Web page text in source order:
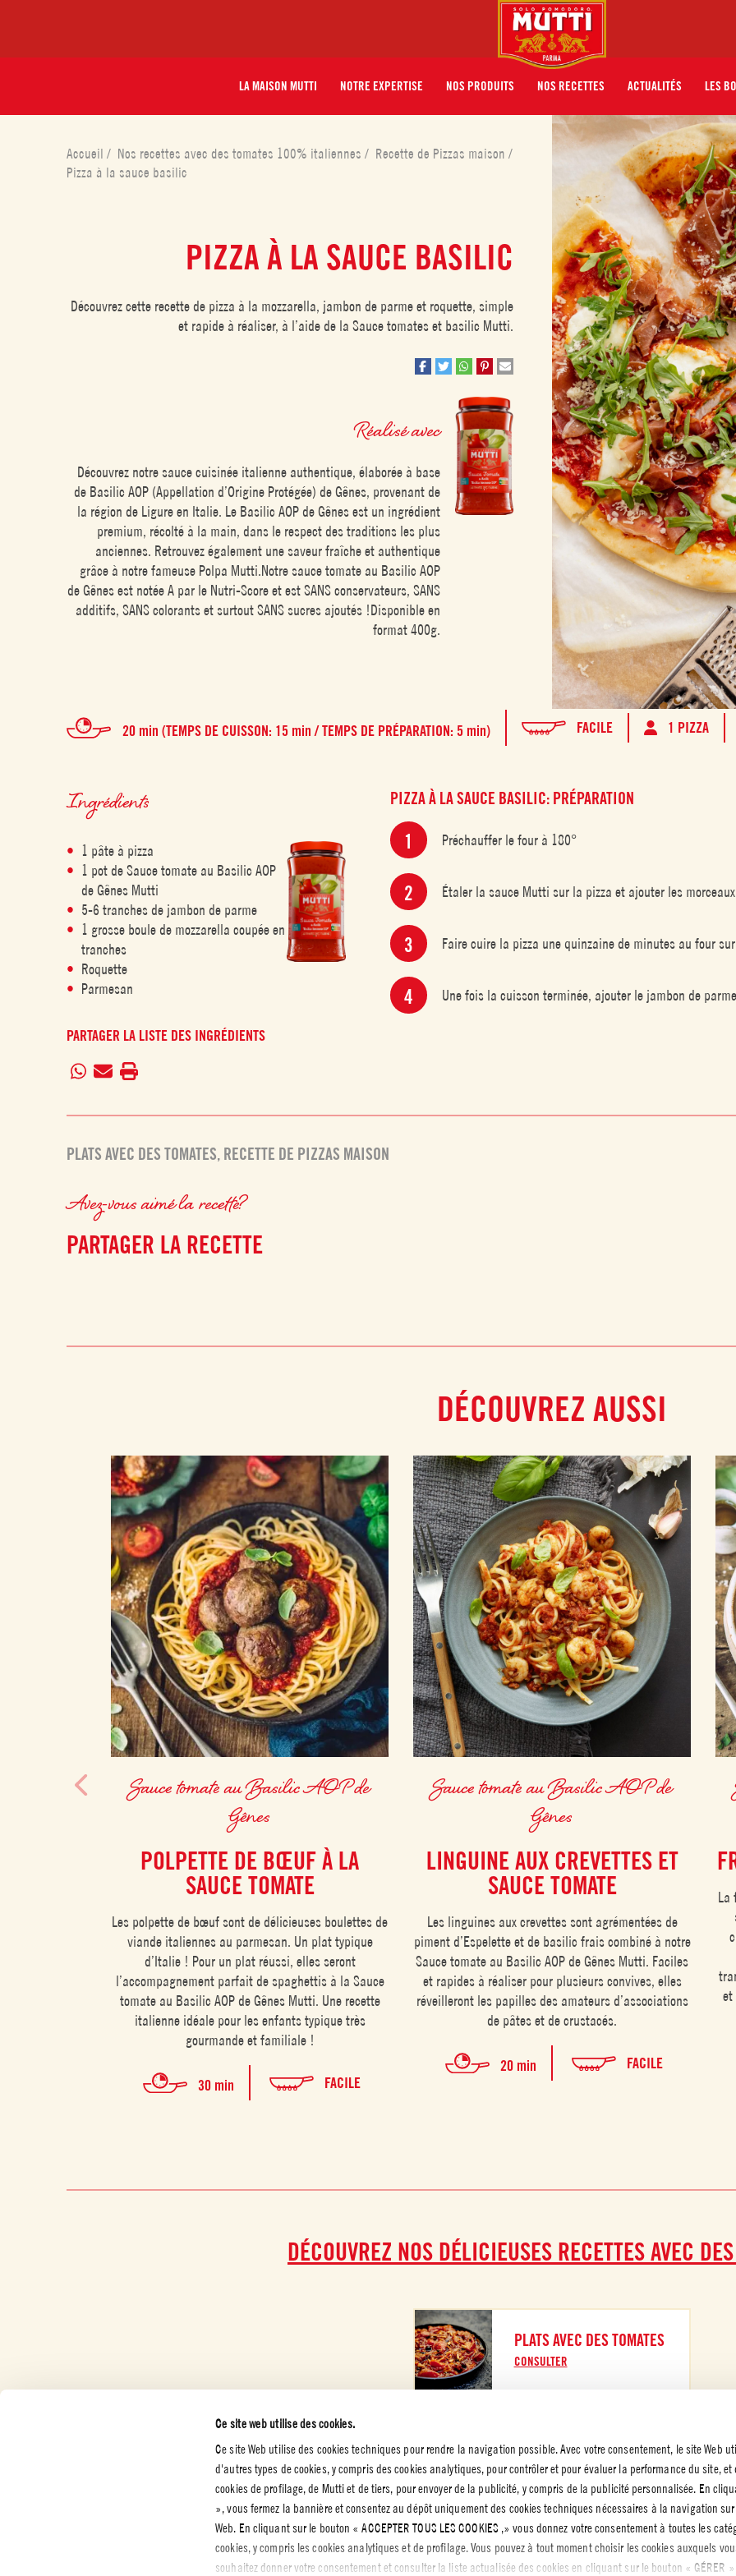
Ce site web utilise des cookies.
Ce site Web utilise des cookies techniques pour rendre la navigation possible. Avec votre consentement, le site Web
d'autres types de cookies, y compris des cookies analytiques, pour contrôler et pour évaluer la performance du site, et
cookies de profilage, de Mutti et de tiers, pour envoyer de la publicité, y compris de la publicité personnalisée. En
», vous fermez la bannière et consentez au dépôt uniquement des cookies techniques nécessaires à la navigation
Web. En cliquant sur le bouton « ACCEPTER TOUS LES COOKIES ,» vous donnez votre consentement à toutes les
cookies, y compris les cookies analytiques et de profilage. Vous pouvez à tout moment choisir les cookies auxquels
souhaitez donner votre consentement et consulter la liste actualisée des cookies en cliquant sur le bouton « GÉRER
LA MAISON MUTTI NOTRE EXPERTISE NOS PRODUITS NOS RECETTES ACTUALITÉS LES
Accueil/ Nos recettes avec des tomates 100% italiennes/ Recette de Pizzas maison/
Pizza à la sauce basilic
PIZZA À LA SAUCE BASILIC
Découvrez cette recette de pizza à la mozzarella, jambon de parme et roquette, simple
et rapide à réaliser, à l’aide de la Sauce tomates et basilic Mutti.
Réalisé avec
Découvrez notre sauce cuisinée italienne authentique, élaborée à base
de Basilic AOP (Appellation d’Origine Protégée) de Gênes, provenant de
la région de Ligure en Italie. Le Basilic AOP de Gênes est un ingrédient
premium, récolté à la main, dans le respect des traditions les plus
anciennes. Retrouvez également une saveur fraîche et authentique
grâce à notre fameuse Polpa Mutti.Notre sauce tomate au Basilic AOP
de Gênes est notée A par le Nutri-Score et est SANS conservateurs, SANS
additifs, SANS colorants et surtout SANS sucres ajoutés !Disponible en
format 400g.
20 min (TEMPS DE CUISSON: 15 min / TEMPS DE PRÉPARATION: 5 min) FACILE 1 PIZZA
Ingrédients
1 pâte à pizza
1 pot de Sauce tomate au Basilic AOP
de Gênes Mutti
5-6 tranches de jambon de parme
1 grosse boule de mozzarella coupée en
tranches
Roquette
Parmesan
PARTAGER LA LISTE DES INGRÉDIENTS
PIZZA À LA SAUCE BASILIC: PRÉPARATION
Préchauffer le four à 180°
Étaler la sauce Mutti sur la pizza et ajouter les
Faire cuire la pizza une quinzaine de minutes au four
Une fois la cuisson terminée, ajouter le jambon de
PLATS AVEC DES TOMATES, RECETTE DE PIZZAS MAISON
Avez-vous aimé la recette?
PARTAGER LA RECETTE
DÉCOUVREZ AUSSI
Sauce tomate au Basilic AOP de
Gênes
POLPETTE DE BŒUF À LA
SAUCE TOMATE
Les polpette de bœuf sont de délicieuses boulettes de
viande italiennes au parmesan. Un plat typique
d’Italie ! Pour un plat réussi, elles seront
l’accompagnement parfait de spaghettis à la Sauce
tomate au Basilic AOP de Gênes Mutti. Une recette
italienne idéale pour les enfants typique très
gourmande et familiale !
30 min FACILE
Sauce tomate au Basilic AOP de
Gênes
LINGUINE AUX CREVETTES ET
SAUCE TOMATE
Les linguines aux crevettes sont agrémentées de
piment d’Espelette et de basilic frais combiné à notre
Sauce tomate au Basilic AOP de Gênes Mutti. Faciles
et rapides à réaliser pour plusieurs convives, elles
réveilleront les papilles des amateurs d’associations
de pâtes et de crustacés.
20 min FACILE
La
et
DÉCOUVREZ NOS DÉLICIEUSES RECETTES AVEC
PLATS AVEC DES TOMATES
CONSULTER
Presse
Attestations
Code d'éthique
Durabilité
MENTIONS LÉGALES
ET POLITIQUE DE
CONFIDENTIALITÉ
Politique de
confidentialité
Cookies